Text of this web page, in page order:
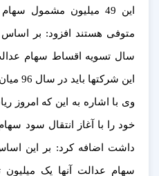
این شرکتها باید در سال 96 میان مشمولان توزیع شود.
وی با اشاره به این که
خود را با آغاز انتقال سود
داشت اضافه کرد: بر این
سهام عدالت آنها یک